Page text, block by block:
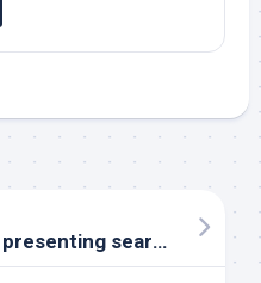
New architectures for presenting search results based on web search engines users experience